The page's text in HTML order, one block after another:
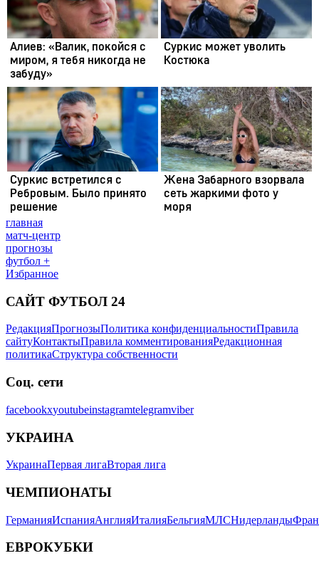
главная
матч-центр
прогнозы
футбол +
Избранное
САЙТ ФУТБОЛ 24
РедакцияПрогнозыПолитика конфиденциальностиПравила
сайтуКонтактыПравила комментированияРедакционная
политикаСтруктура собственности
Соц. сети
facebookxyoutubeinstagramtelegramviber
УКРАИНА
УкраинаПервая лигаВторая лига
ЧЕМПИОНАТЫ
ГерманияИспанияАнглияИталияБельгияМЛСНидерланды
ЕВРОКУБКИ